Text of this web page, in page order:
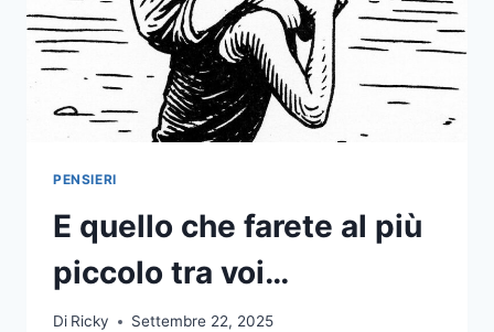
NON
LO
È
PIÙ)
PENSIERI
E quello che farete al più
piccolo tra voi…
Di Ricky Settembre 22, 2025